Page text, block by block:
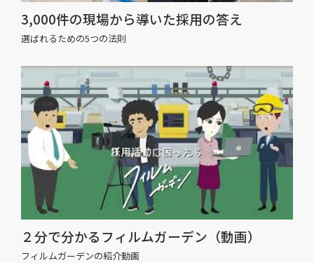
3,000件の現場から導いた採用の答え
選ばれるための5つの法則
２分で分かるフィルムガーデン（動画）
フィルムガーデンの紹介動画